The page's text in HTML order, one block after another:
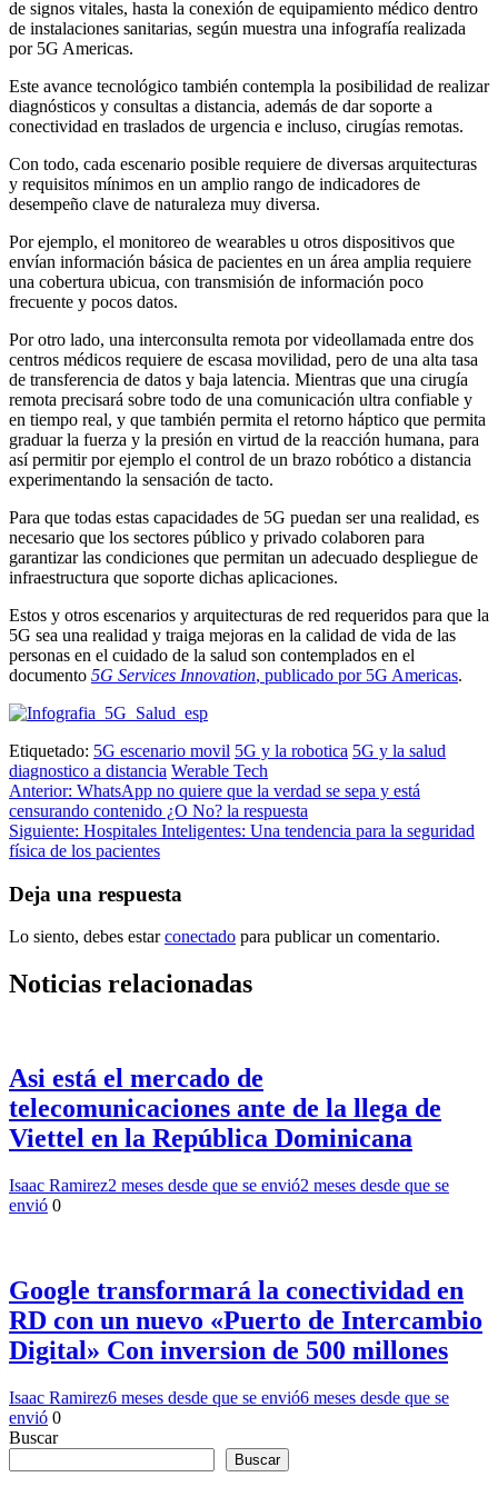
de signos vitales, hasta la conexión de equipamiento médico dentro
de instalaciones sanitarias, según muestra una infografía realizada
por 5G Americas.
Este avance tecnológico también contempla la posibilidad de realizar
diagnósticos y consultas a distancia, además de dar soporte a
conectividad en traslados de urgencia e incluso, cirugías remotas.
Con todo, cada escenario posible requiere de diversas arquitecturas
y requisitos mínimos en un amplio rango de indicadores de
desempeño clave de naturaleza muy diversa.
Por ejemplo, el monitoreo de wearables u otros dispositivos que
envían información básica de pacientes en un área amplia requiere
una cobertura ubicua, con transmisión de información poco
frecuente y pocos datos.
Por otro lado, una interconsulta remota por videollamada entre dos
centros médicos requiere de escasa movilidad, pero de una alta tasa
de transferencia de datos y baja latencia. Mientras que una cirugía
remota precisará sobre todo de una comunicación ultra confiable y
en tiempo real, y que también permita el retorno háptico que permita
graduar la fuerza y la presión en virtud de la reacción humana, para
así permitir por ejemplo el control de un brazo robótico a distancia
experimentando la sensación de tacto.
Para que todas estas capacidades de 5G puedan ser una realidad, es
necesario que los sectores público y privado colaboren para
garantizar las condiciones que permitan un adecuado despliegue de
infraestructura que soporte dichas aplicaciones.
Estos y otros escenarios y arquitecturas de red requeridos para que la
5G sea una realidad y traiga mejoras en la calidad de vida de las
personas en el cuidado de la salud son contemplados en el
documento 5G Services Innovation, publicado por 5G Americas.
Etiquetado: 5G escenario movil 5G y la robotica 5G y la salud
diagnostico a distancia Werable Tech
Navegación
de
entradas
Anterior: WhatsApp no quiere que la verdad se sepa y está
censurando contenido ¿O No? la respuesta
Siguiente: Hospitales Inteligentes: Una tendencia para la seguridad
física de los pacientes
Deja una respuesta
Lo siento, debes estarconectado para publicar un comentario.
Noticias relacionadas
Asi está el mercado de
telecomunicaciones ante de la llega de
Viettel en la República Dominicana
Isaac Ramirez2 meses desde que se envió2 meses desde que se
envió 0
Google transformará la conectividad en
RD con un nuevo «Puerto de Intercambio
Digital» Con inversion de 500 millones
Isaac Ramirez6 meses desde que se envió6 meses desde que se
envió 0
Buscar
Buscar